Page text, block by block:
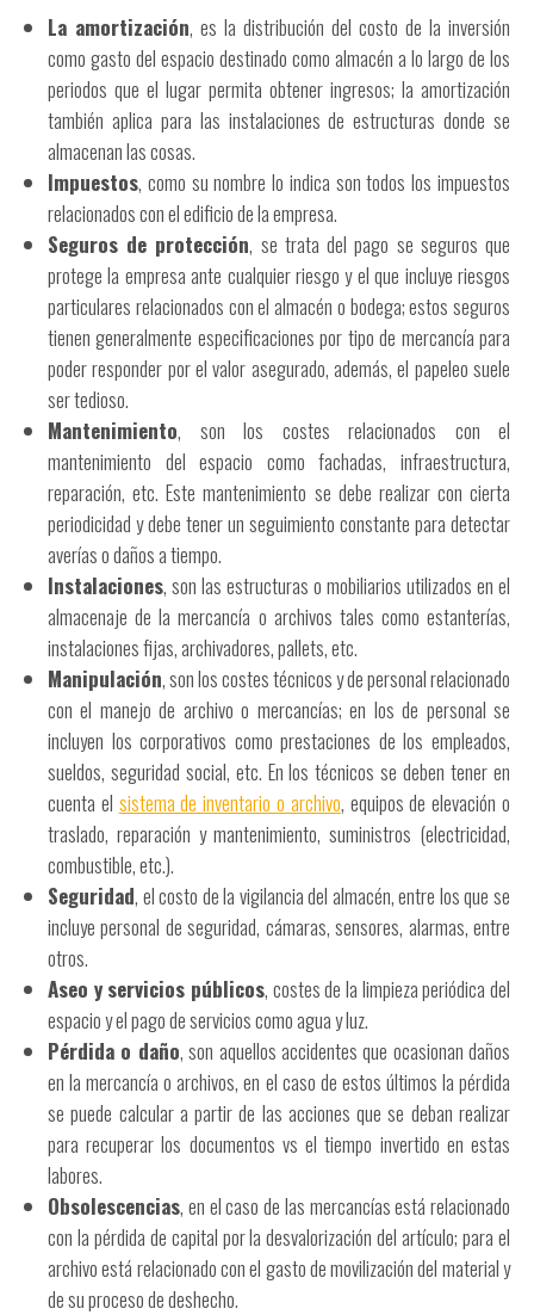
La amortización, es la distribución del costo de la inversión
como gasto del espacio destinado como almacén a lo largo de los
periodos que el lugar permita obtener ingresos; la amortización
también aplica para las instalaciones de estructuras donde se
almacenan las cosas.
Impuestos, como su nombre lo indica son todos los impuestos
relacionados con el edificio de la empresa.
Seguros de protección, se trata del pago se seguros que
protege la empresa ante cualquier riesgo y el que incluye riesgos
particulares relacionados con el almacén o bodega; estos seguros
tienen generalmente especificaciones por tipo de mercancía para
poder responder por el valor asegurado, además, el papeleo suele
ser tedioso.
Mantenimiento, son los costes relacionados con el
mantenimiento del espacio como fachadas, infraestructura,
reparación, etc. Este mantenimiento se debe realizar con cierta
periodicidad y debe tener un seguimiento constante para detectar
averías o daños a tiempo.
Instalaciones, son las estructuras o mobiliarios utilizados en el
almacenaje de la mercancía o archivos tales como estanterías,
instalaciones fijas, archivadores, pallets, etc.
Manipulación, son los costes técnicos y de personal relacionado
con el manejo de archivo o mercancías; en los de personal se
incluyen los corporativos como prestaciones de los empleados,
sueldos, seguridad social, etc. En los técnicos se deben tener en
cuenta el sistema de inventario o archivo, equipos de elevación o
traslado, reparación y mantenimiento, suministros (electricidad,
combustible, etc.).
Seguridad, el costo de la vigilancia del almacén, entre los que se
incluye personal de seguridad, cámaras, sensores, alarmas, entre
otros.
Aseo y servicios públicos, costes de la limpieza periódica del
espacio y el pago de servicios como agua y luz.
Pérdida o daño, son aquellos accidentes que ocasionan daños
en la mercancía o archivos, en el caso de estos últimos la pérdida
se puede calcular a partir de las acciones que se deban realizar
para recuperar los documentos vs el tiempo invertido en estas
labores.
Obsolescencias, en el caso de las mercancías está relacionado
con la pérdida de capital por la desvalorización del artículo; para el
archivo está relacionado con el gasto de movilización del material y
de su proceso de deshecho.